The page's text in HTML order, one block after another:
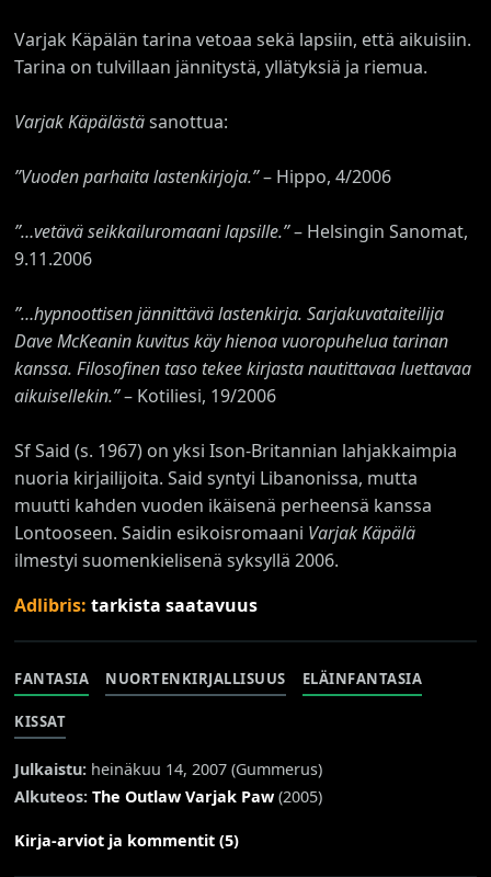
Varjak Käpälän tarina vetoaa sekä lapsiin, että aikuisiin.
Tarina on tulvillaan jännitystä, yllätyksiä ja riemua.
Varjak Käpälästäsanottua:
”Vuoden parhaita lastenkirjoja.”– Hippo, 4/2006
”…vetävä seikkailuromaani lapsille.”– Helsingin Sanomat,
9.11.2006
”…hypnoottisen jännittävä lastenkirja. Sarjakuvataiteilija
Dave McKeanin kuvitus käy hienoa vuoropuhelua tarinan
kanssa. Filosofinen taso tekee kirjasta nautittavaa luettavaa
aikuisellekin.”– Kotiliesi, 19/2006
Sf Said (s. 1967) on yksi Ison-Britannian lahjakkaimpia
nuoria kirjailijoita. Said syntyi Libanonissa, mutta
muutti kahden vuoden ikäisenä perheensä kanssa
Lontooseen. Saidin esikoisromaani Varjak Käpälä
ilmestyi suomenkielisenä syksyllä 2006.
Adlibris:tarkista saatavuus
FANTASIA NUORTENKIRJALLISUUS ELÄINFANTASIA
KISSAT
Julkaistu: heinäkuu 14, 2007 (Gummerus)
Alkuteos: The Outlaw Varjak Paw (2005)
Kirja-arviot ja kommentit (5)